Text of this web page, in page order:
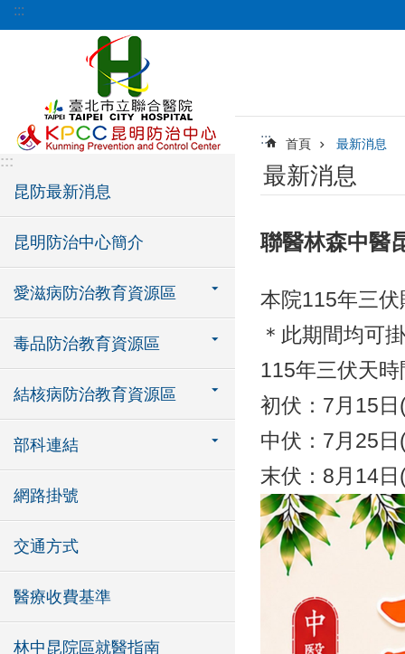
跳到主要內容區塊
:::
:::
昆防最新消息
昆明防治中心簡介
愛滋病防治教育資源區
毒品防治教育資源區
結核病防治教育資源區
部科連結
網路掛號
交通方式
醫療收費基準
林中昆院區就醫指南
::: 首頁 最新消息
最新消息
聯醫林森中醫
本院115年三
＊此期間均可
115年三伏天時
初伏：7月15
中伏：7月25日
末伏：8月14日